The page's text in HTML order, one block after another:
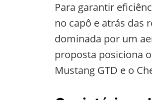
Para garantir
no capô e atrás das
dominada por um
proposta posiciona
Mustang GTD e o